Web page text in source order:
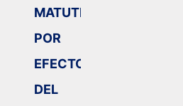
MATUTINAS
POR
EFECTO
DEL